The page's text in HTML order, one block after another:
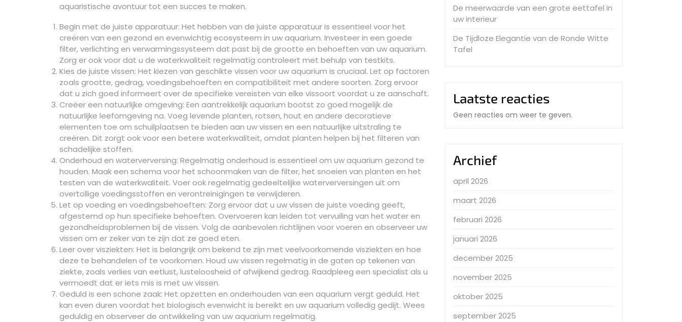
aquaristische avontuur tot een succes te maken.
Begin met de juiste apparatuur: Het hebben van de juiste apparatuur is essentieel voor het
creëren van een gezond en evenwichtig ecosysteem in uw aquarium. Investeer in een goede
filter, verlichting en verwarmingssysteem dat past bij de grootte en behoeften van uw aquarium.
Zorg er ook voor dat u de waterkwaliteit regelmatig controleert met behulp van testkits.
Kies de juiste vissen: Het kiezen van geschikte vissen voor uw aquarium is cruciaal. Let op factoren
zoals grootte, gedrag, voedingsbehoeften en compatibiliteit met andere soorten. Zorg ervoor
dat u zich goed informeert over de specifieke vereisten van elke vissoort voordat u ze aanschaft.
Creëer een natuurlijke omgeving: Een aantrekkelijk aquarium bootst zo goed mogelijk de
natuurlijke leefomgeving na. Voeg levende planten, rotsen, hout en andere decoratieve
elementen toe om schuilplaatsen te bieden aan uw vissen en een natuurlijke uitstraling te
creëren. Dit zorgt ook voor een betere waterkwaliteit, omdat planten helpen bij het filteren van
schadelijke stoffen.
Onderhoud en waterverversing: Regelmatig onderhoud is essentieel om uw aquarium gezond te
houden. Maak een schema voor het schoonmaken van de filter, het snoeien van planten en het
testen van de waterkwaliteit. Voer ook regelmatig gedeeltelijke waterverversingen uit om
overtollige voedingsstoffen en verontreinigingen te verwijderen.
Let op voeding en voedingsbehoeften: Zorg ervoor dat u uw vissen de juiste voeding geeft,
afgestemd op hun specifieke behoeften. Overvoeren kan leiden tot vervuiling van het water en
gezondheidsproblemen bij de vissen. Volg de aanbevolen richtlijnen voor voeren en observeer uw
vissen om er zeker van te zijn dat ze goed eten.
Leer over visziekten: Het is belangrijk om bekend te zijn met veelvoorkomende visziekten en hoe
deze te behandelen of te voorkomen. Houd uw vissen regelmatig in de gaten op tekenen van
ziekte, zoals verlies van eetlust, lusteloosheid of afwijkend gedrag. Raadpleeg een specialist als u
vermoedt dat er iets mis is met uw vissen.
Geduld is een schone zaak: Het opzetten en onderhouden van een aquarium vergt geduld. Het
kan even duren voordat het biologisch evenwicht is bereikt en uw aquarium volledig gedijt. Wees
geduldig en observeer de ontwikkeling van uw aquarium regelmatig.
De meerwaarde van een grote eettafel in
uw interieur
De Tijdloze Elegantie van de Ronde Witte
Tafel
Laatste reacties
Geen reacties om weer te geven.
Archief
april 2026
maart 2026
februari 2026
januari 2026
december 2025
november 2025
oktober 2025
september 2025